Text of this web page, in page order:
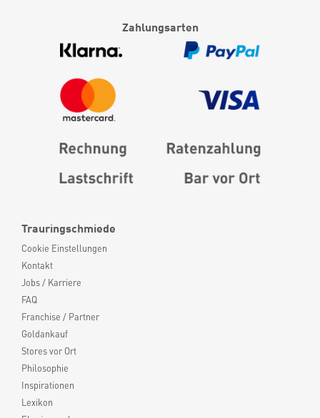
Trauringschmiede
Cookie Einstellungen
Kontakt
Jobs / Karriere
FAQ
Franchise / Partner
Goldankauf
Stores vor Ort
Philosophie
Inspirationen
Lexikon
Zahlungsarten